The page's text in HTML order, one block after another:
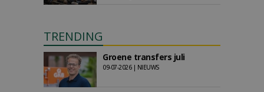
TRENDING
Groene transfers juli
09-07-2026 | NIEUWS